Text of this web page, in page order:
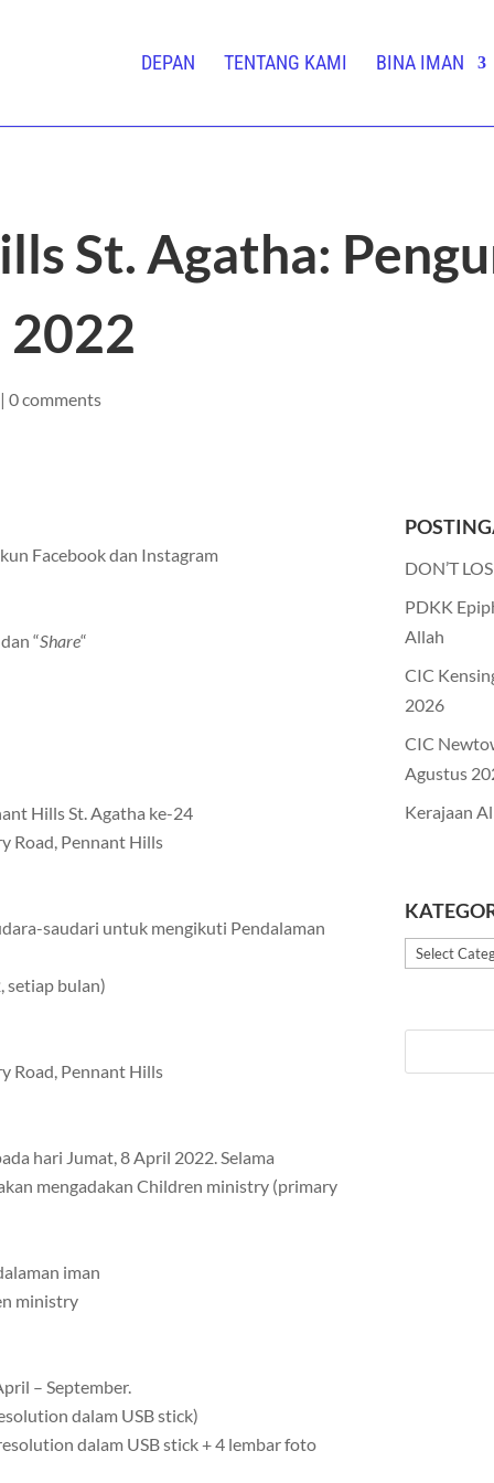
DEPAN TENTANG KAMI BINA IMAN
St. Agatha:
2022
0 comments
Facebook dan Instagram
dan “Share“
Hills St. Agatha ke-24
Road, Pennant Hills
saudari untuk mengikuti Pendalaman
setiap bulan)
Road, Pennant Hills
hari Jumat, 8 April 2022. Selama
mengadakan Children ministry (primary
iman
ministry
– September.
dalam USB stick)
dalam USB stick + 4 lembar foto
DON’T
PDKK
Allah
CIC
2026
CIC
Agustus
Kerajaan
Kategori